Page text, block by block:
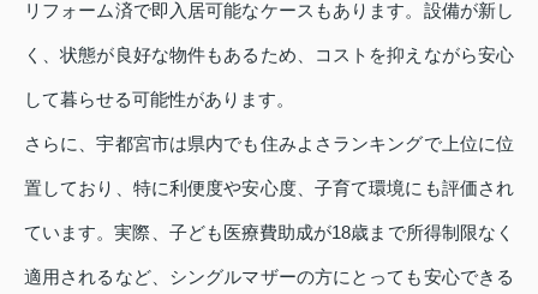
リフォーム済で即入居可能なケースもあります。設備が新し
く、状態が良好な物件もあるため、コストを抑えながら安心
して暮らせる可能性があります。
さらに、宇都宮市は県内でも住みよさランキングで上位に位
置しており、特に利便度や安心度、子育て環境にも評価され
ています。実際、子ども医療費助成が18歳まで所得制限なく
適用されるなど、シングルマザーの方にとっても安心できる